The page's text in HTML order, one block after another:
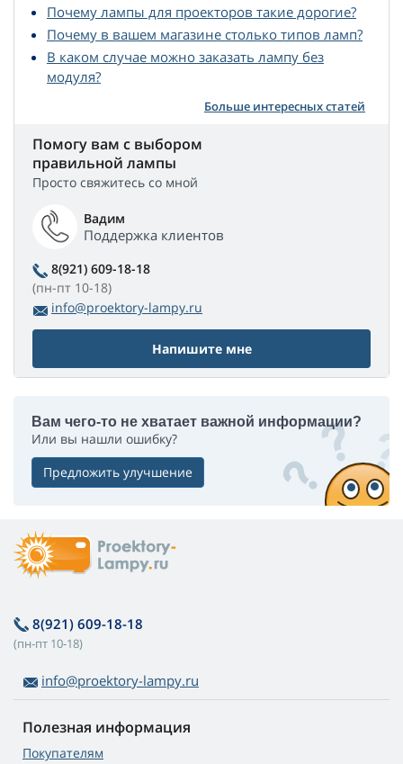
Почему лампы для проекторов такие дорогие?
Почему в вашем магазине столько типов ламп?
В каком случае можно заказать лампу без
модуля?
Больше интересных статей
Помогу вам с выбором
правильной лампы
Просто свяжитесь со мной
Вадим
Поддержка клиентов
8(921) 609-18-18
(пн-пт 10-18)
info@proektory-lampy.ru
Напишите мне
Вам чего-то не хватает важной информации?
Или вы нашли ошибку?
Предложить улучшение
8(921) 609-18-18
(пн-пт 10-18)
info@proektory-lampy.ru
Полезная информация
Покупателям